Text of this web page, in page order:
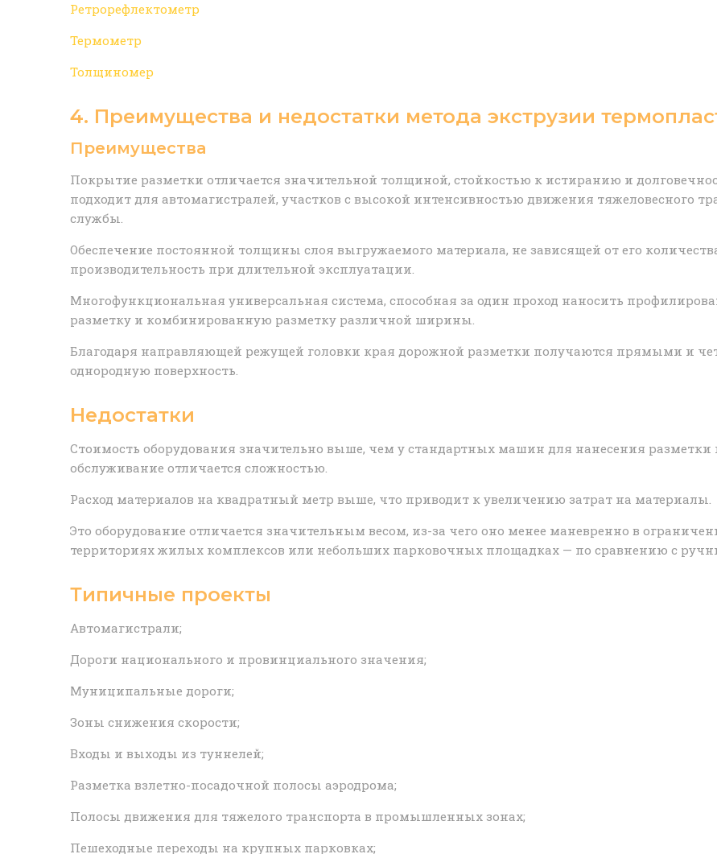
Ретрорефлектометр
Термометр
Толщиномер
4. Преимущества и недостатки метода экструзии
Преимущества
Покрытие разметки отличается значительной толщиной, стойкостью к истиранию и
подходит для автомагистралей, участков с высокой интенсивностью движения тяжеловесного
службы.
Обеспечение постоянной толщины слоя выгружаемого материала, не зависящей от его
производительность при длительной эксплуатации.
Многофункциональная универсальная система, способная за один проход наносить
разметку и комбинированную разметку различной ширины.
Благодаря направляющей режущей головки края дорожной разметки получаются прямыми и
однородную поверхность.
Недостатки
Стоимость оборудования значительно выше, чем у стандартных машин для нанесения разметки
обслуживание отличается сложностью.
Расход материалов на квадратный метр выше, что приводит к увеличению затрат на материалы.
Это оборудование отличается значительным весом, из-за чего оно менее маневренно в
территориях жилых комплексов или небольших парковочных площадках — по сравнению с
Типичные проекты
Автомагистрали;
Дороги национального и провинциального значения;
Муниципальные дороги;
Зоны снижения скорости;
Входы и выходы из туннелей;
Разметка взлетно-посадочной полосы аэродрома;
Полосы движения для тяжелого транспорта в промышленных зонах;
Пешеходные переходы на крупных парковках;